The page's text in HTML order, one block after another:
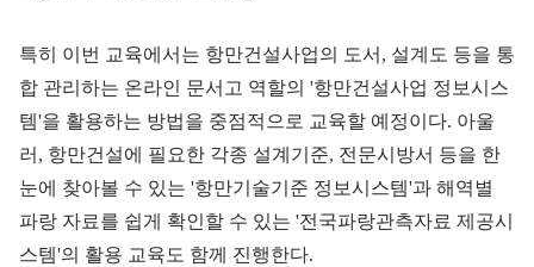
특히 이번 교육에서는 항만건설사업의 도서, 설계도 등을 통
합 관리하는 온라인 문서고 역할의 '항만건설사업 정보시스
템'을 활용하는 방법을 중점적으로 교육할 예정이다. 아울
러, 항만건설에 필요한 각종 설계기준, 전문시방서 등을 한
눈에 찾아볼 수 있는 '항만기술기준 정보시스템'과 해역별
파랑 자료를 쉽게 확인할 수 있는 '전국파랑관측자료 제공시
스템'의 활용 교육도 함께 진행한다.